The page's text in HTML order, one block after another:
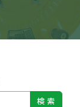
検 索